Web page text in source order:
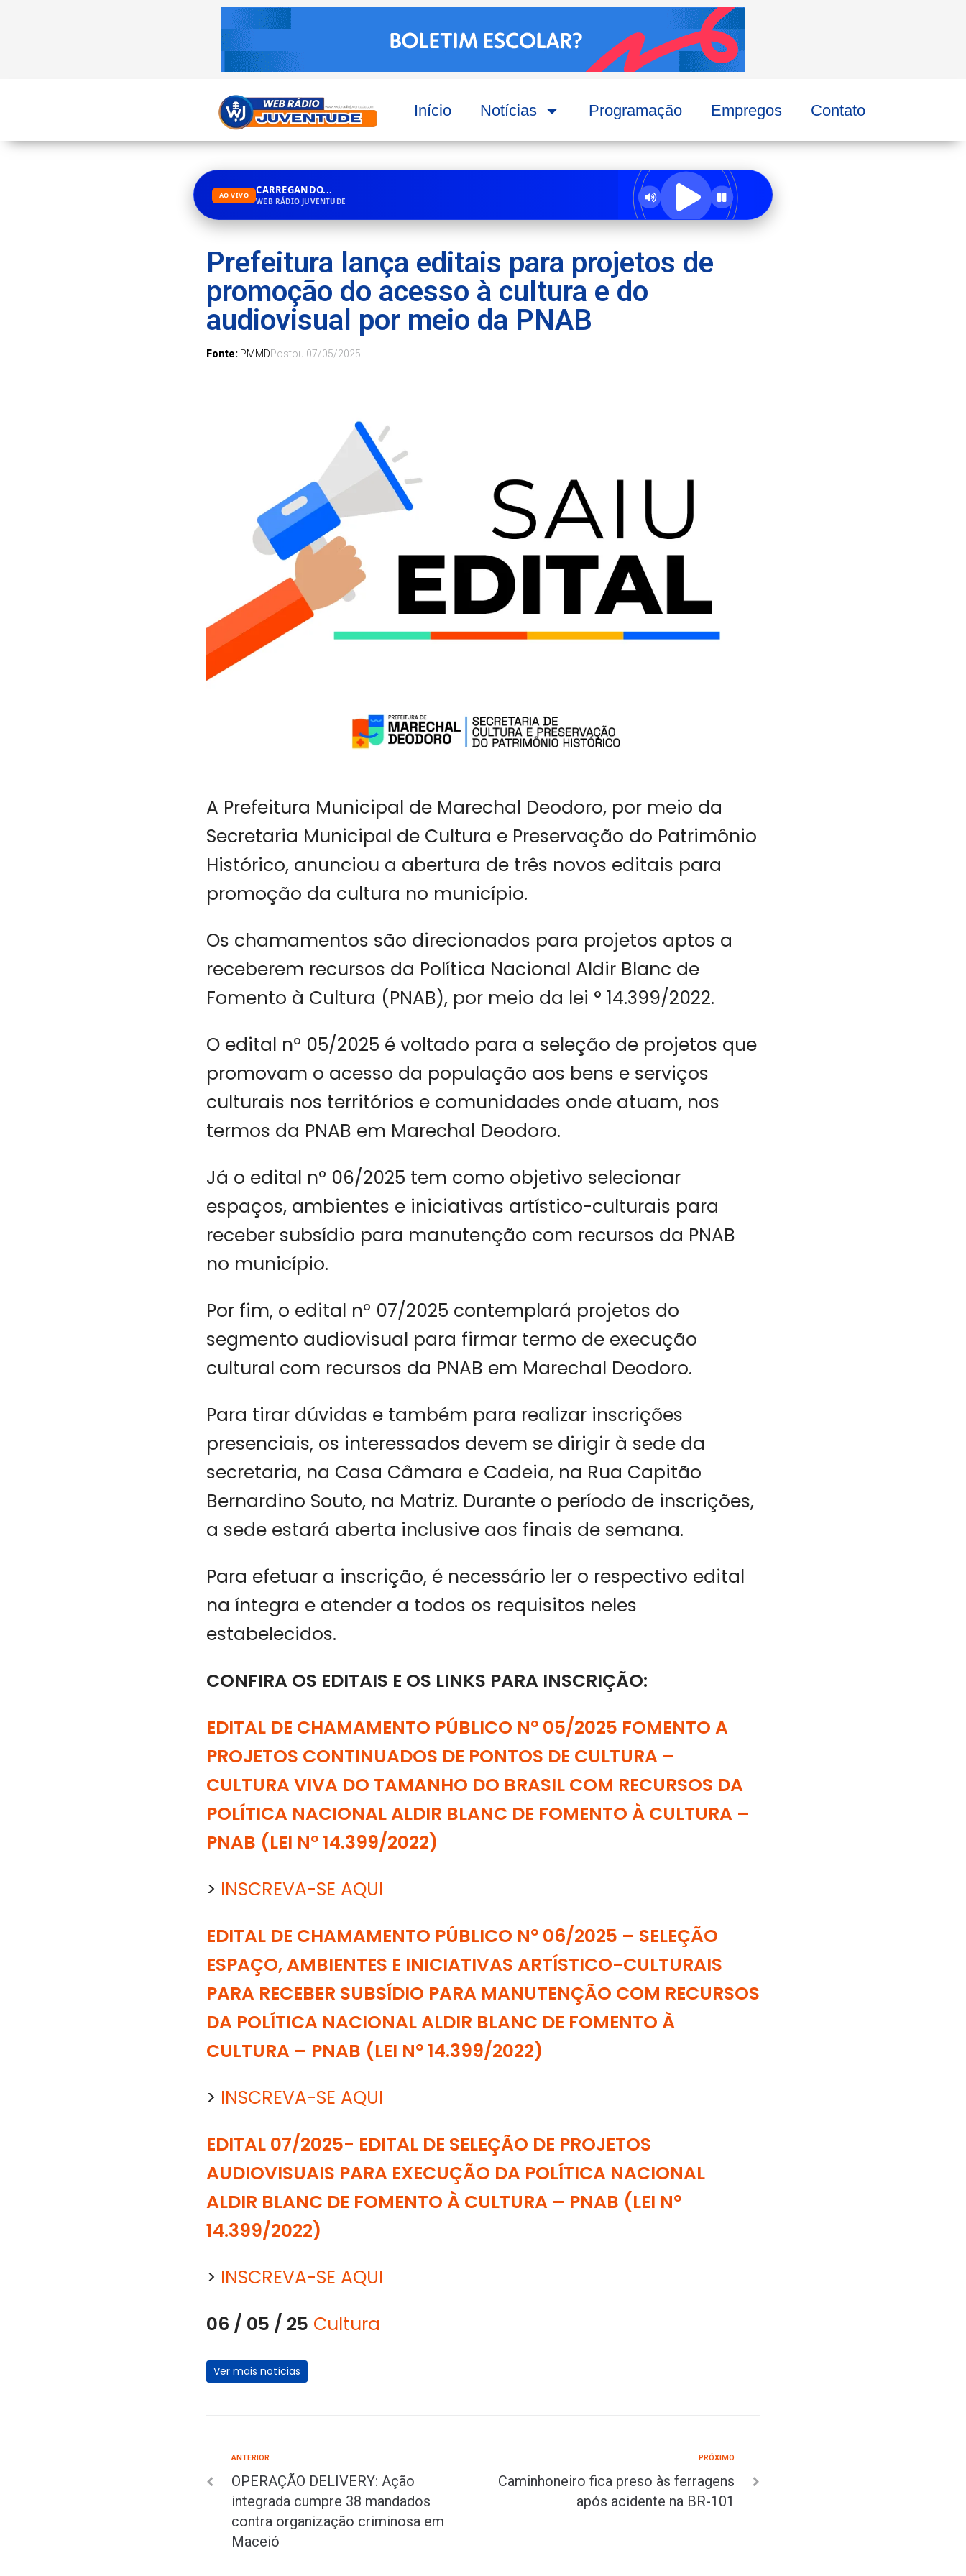
Início Notícias Programação Empregos Contato
AO VIVO CARREGANDO...
WEB RÁDIO JUVENTUDE
Prefeitura lança editais para projetos de
promoção do acesso à cultura e do
audiovisual por meio da PNAB
Fonte: PMMDPostou 07/05/2025
A Prefeitura Municipal de Marechal Deodoro, por meio da
Secretaria Municipal de Cultura e Preservação do Patrimônio
Histórico, anunciou a abertura de três novos editais para
promoção da cultura no município.
Os chamamentos são direcionados para projetos aptos a
receberem recursos da Política Nacional Aldir Blanc de
Fomento à Cultura (PNAB), por meio da lei ° 14.399/2022.
O edital nº 05/2025 é voltado para a seleção de projetos que
promovam o acesso da população aos bens e serviços
culturais nos territórios e comunidades onde atuam, nos
termos da PNAB em Marechal Deodoro.
Já o edital nº 06/2025 tem como objetivo selecionar
espaços, ambientes e iniciativas artístico-culturais para
receber subsídio para manutenção com recursos da PNAB
no município.
Por fim, o edital nº 07/2025 contemplará projetos do
segmento audiovisual para firmar termo de execução
cultural com recursos da PNAB em Marechal Deodoro.
Para tirar dúvidas e também para realizar inscrições
presenciais, os interessados devem se dirigir à sede da
secretaria, na Casa Câmara e Cadeia, na Rua Capitão
Bernardino Souto, na Matriz. Durante o período de inscrições,
a sede estará aberta inclusive aos finais de semana.
Para efetuar a inscrição, é necessário ler o respectivo edital
na íntegra e atender a todos os requisitos neles
estabelecidos.
CONFIRA OS EDITAIS E OS LINKS PARA INSCRIÇÃO:
EDITAL DE CHAMAMENTO PÚBLICO Nº 05/2025 FOMENTO A
PROJETOS CONTINUADOS DE PONTOS DE CULTURA –
CULTURA VIVA DO TAMANHO DO BRASIL COM RECURSOS DA
POLÍTICA NACIONAL ALDIR BLANC DE FOMENTO À CULTURA –
PNAB (LEI Nº 14.399/2022)
> INSCREVA-SE AQUI
EDITAL DE CHAMAMENTO PÚBLICO Nº 06/2025 – SELEÇÃO
ESPAÇO, AMBIENTES E INICIATIVAS ARTÍSTICO-CULTURAIS
PARA RECEBER SUBSÍDIO PARA MANUTENÇÃO COM RECURSOS
DA POLÍTICA NACIONAL ALDIR BLANC DE FOMENTO À
CULTURA – PNAB (LEI Nº 14.399/2022)
> INSCREVA-SE AQUI
EDITAL 07/2025- EDITAL DE SELEÇÃO DE PROJETOS
AUDIOVISUAIS PARA EXECUÇÃO DA POLÍTICA NACIONAL
ALDIR BLANC DE FOMENTO À CULTURA – PNAB (LEI Nº
14.399/2022)
> INSCREVA-SE AQUI
06 / 05 / 25 Cultura
Ver mais notícias
ANTERIOR
OPERAÇÃO DELIVERY: Ação
integrada cumpre 38 mandados
contra organização criminosa em
Maceió
PRÓXIMO
Caminhoneiro fica preso às ferragens
após acidente na BR-101